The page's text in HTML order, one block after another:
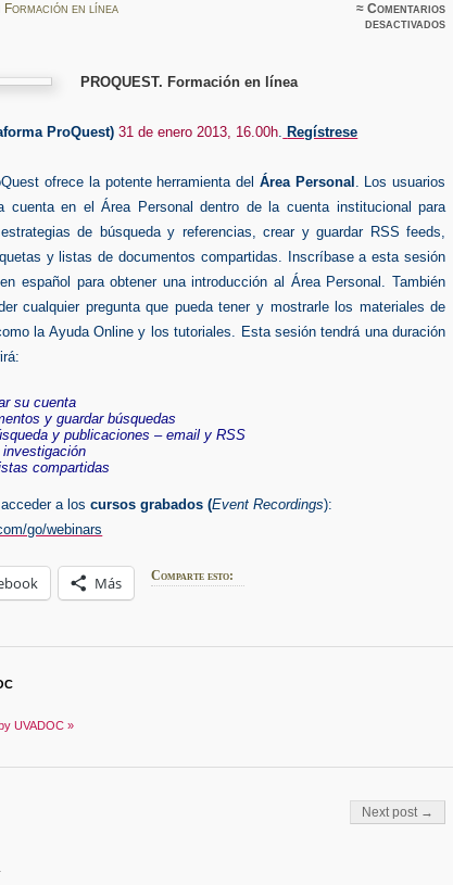
Formación en línea ≈Comentarios
desactivadosen
PROQUEST. Formación en línea
ProQuest)31 de enero 2013, 16.00h. Regístrese
ofrece la potente herramienta del Área Personal . Los usuarios
cuenta en el Área Personal dentro de la cuenta institucional para
de búsqueda y referencias, crear y guardar RSS feeds,
y listas de documentos compartidas. Inscríbase a esta sesión
español para obtener una introducción al Área Personal. También
cualquier pregunta que pueda tener y mostrarle los materiales de
la Ayuda Online y los tutoriales. Esta sesión tendrá una duración
cuenta
y guardar búsquedas
y publicaciones – email y RSS
compartidas
acceder a loscursos grabados (Event Recordings):
go/webinars
Comparte esto:
Más
UVADOC »
Next post →